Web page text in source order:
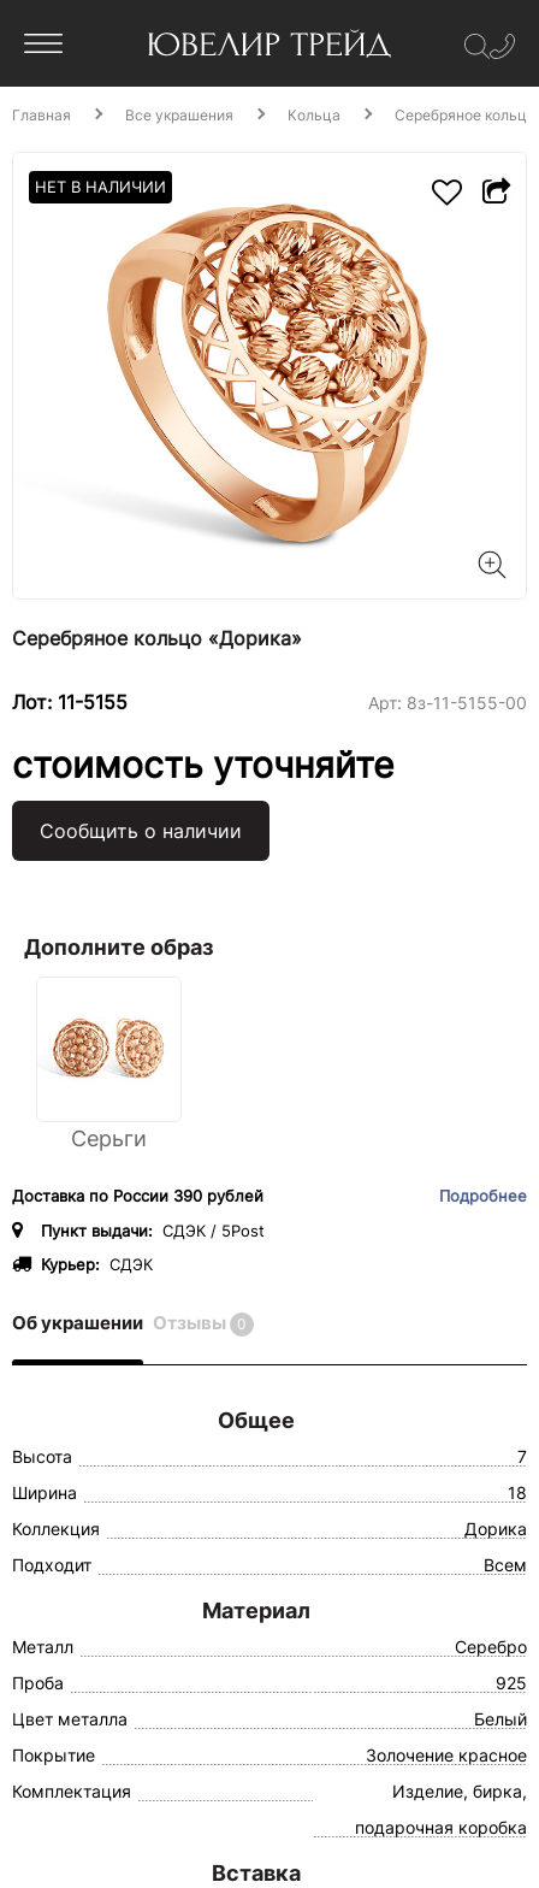
Главная Все украшения Кольца Серебряное кольцо
НЕТ В НАЛИЧИИ
Серебряное кольцо «Дорика»
Лот: 11-5155 Арт: 8з-11-5155-00
стоимость уточняйте
Сообщить о наличии
Дополните образ
Серьги
Доставка по России 390 рублей
Подробнее
Пункт выдачи: СДЭК / 5Post
Курьер: СДЭК
Об украшении Отзывы 0
Общее
Высота
7
Ширина
18
Коллекция
Дорика
Подходит
Всем
Материал
Металл
Серебро
Проба
925
Цвет металла
Белый
Покрытие
Золочение красное
Комплектация
Изделие, бирка,
подарочная коробка
Вставка